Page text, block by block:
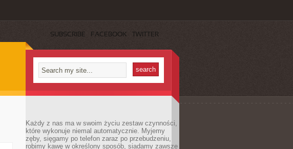
SUBSCRIBE FACEBOOK TWITTER
Każdy z nas ma w swoim życiu zestaw czynności,
które wykonuje niemal automatycznie. Myjemy
zęby, sięgamy po telefon zaraz po przebudzeniu,
robimy kawę w określony sposób, siadamy zawsze